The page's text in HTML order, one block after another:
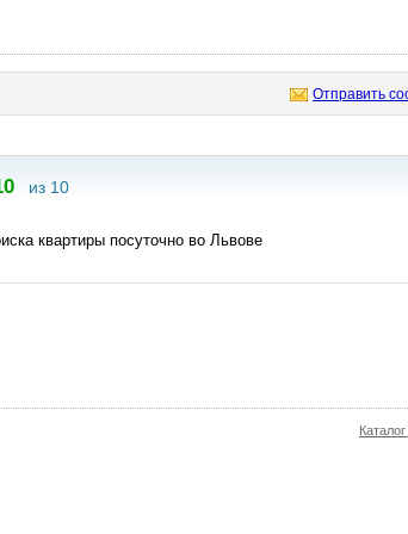
Отправить
из 10
квартиры посуточно во Львове